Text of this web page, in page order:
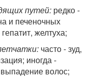
путей: редко -
и печеночных
желтуха;
часто - зуд,
иногда -
волос;